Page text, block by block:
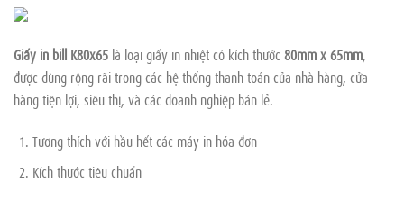
Giấy in bill K80x65 là loại giấy in nhiệt có kích thước 80mm x 65mm,
được dùng rộng rãi trong các hệ thống thanh toán của nhà hàng, cửa
hàng tiện lợi, siêu thị, và các doanh nghiệp bán lẻ.
Tương thích với hầu hết các máy in hóa đơn
Kích thước tiêu chuẩn